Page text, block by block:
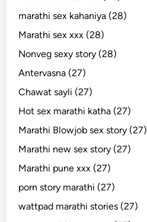
marathi sex kahaniya (28)
Marathi sex xxx (28)
Nonveg sexy story (28)
Antervasna (27)
Chawat sayli (27)
Hot sex marathi katha (27)
Marathi Blowjob sex story (27)
Marathi new sex story (27)
Marathi pune xxx (27)
porn story marathi (27)
wattpad marathi stories (27)